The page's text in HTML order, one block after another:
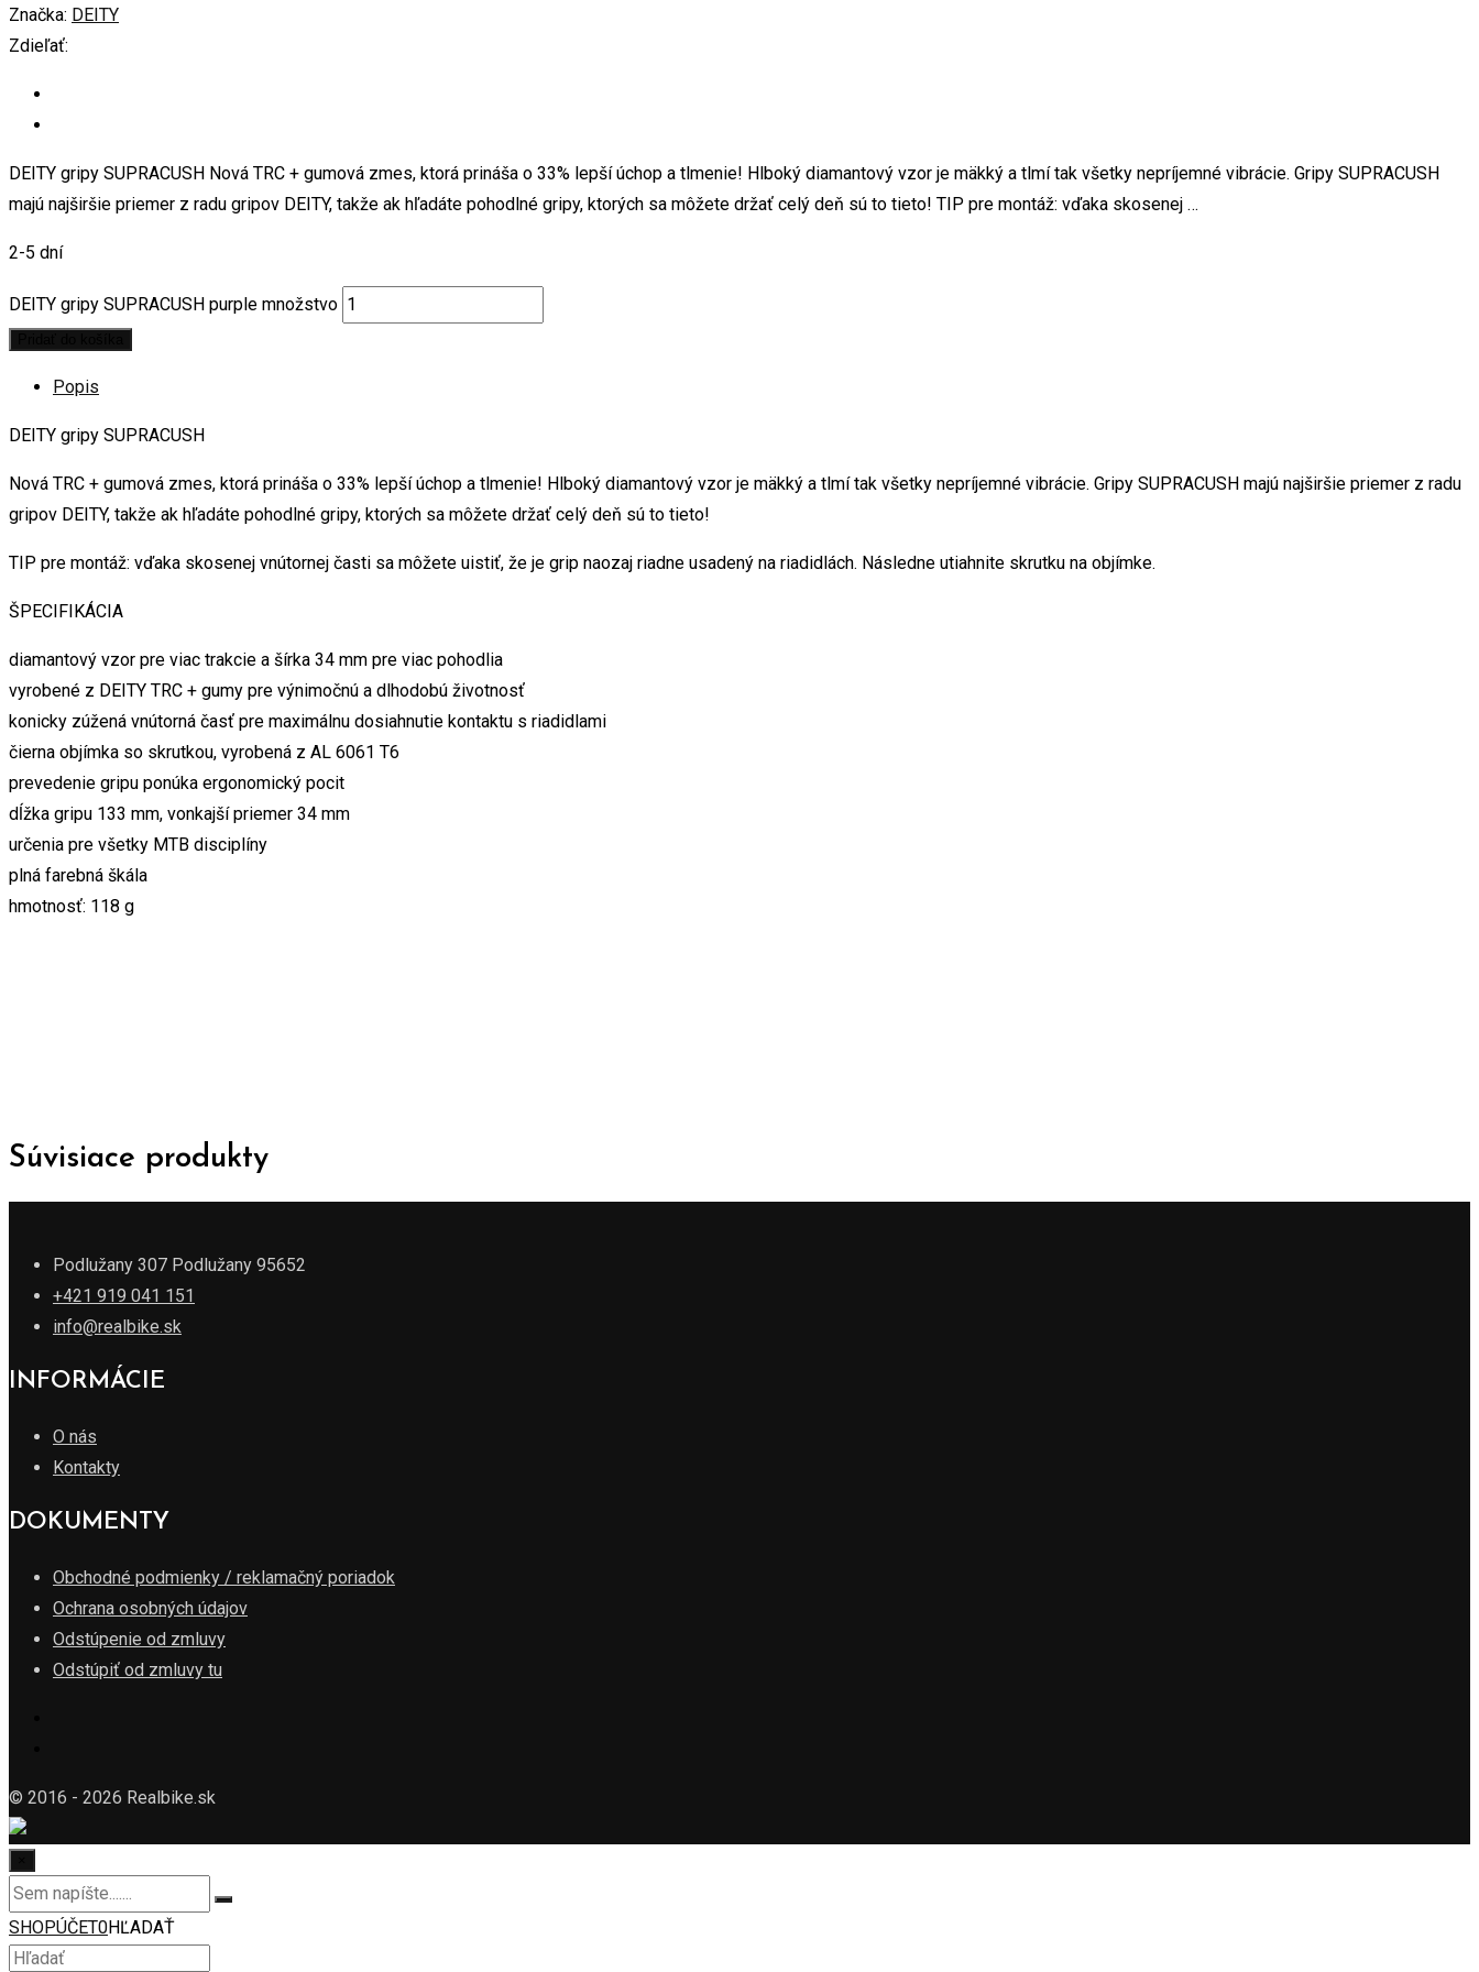
Značka: DEITY
Zdieľať:
DEITY gripy SUPRACUSH Nová TRC + gumová zmes, ktorá prináša o 33% lepší úchop a tlmenie! Hlboký diamantový vzor je mäkký a tlmí tak všetky nepríjemné vibrácie. Gripy SUPRACUSH
majú najširšie priemer z radu gripov DEITY, takže ak hľadáte pohodlné gripy, ktorých sa môžete držať celý deň sú to tieto! TIP pre montáž: vďaka skosenej …
2-5 dní
DEITY gripy SUPRACUSH purple množstvo
Popis
DEITY gripy SUPRACUSH
Nová TRC + gumová zmes, ktorá prináša o 33% lepší úchop a tlmenie! Hlboký diamantový vzor je mäkký a tlmí tak všetky nepríjemné vibrácie. Gripy SUPRACUSH majú najširšie priemer z radu
gripov DEITY, takže ak hľadáte pohodlné gripy, ktorých sa môžete držať celý deň sú to tieto!
TIP pre montáž: vďaka skosenej vnútornej časti sa môžete uistiť, že je grip naozaj riadne usadený na riadidlách. Následne utiahnite skrutku na objímke.
ŠPECIFIKÁCIA
diamantový vzor pre viac trakcie a šírka 34 mm pre viac pohodlia
vyrobené z DEITY TRC + gumy pre výnimočnú a dlhodobú životnosť
konicky zúžená vnútorná časť pre maximálnu dosiahnutie kontaktu s riadidlami
čierna objímka so skrutkou, vyrobená z AL 6061 T6
prevedenie gripu ponúka ergonomický pocit
dĺžka gripu 133 mm, vonkajší priemer 34 mm
určenia pre všetky MTB disciplíny
plná farebná škála
hmotnosť: 118 g
Súvisiace produkty
Podlužany 307 Podlužany 95652
+421 919 041 151
info@realbike.sk
INFORMÁCIE
O nás
Kontakty
DOKUMENTY
Obchodné podmienky / reklamačný poriadok
Ochrana osobných údajov
Odstúpenie od zmluvy
Odstúpiť od zmluvy tu
© 2016 - 2026 Realbike.sk
SHOPÚČET0HĽADAŤ